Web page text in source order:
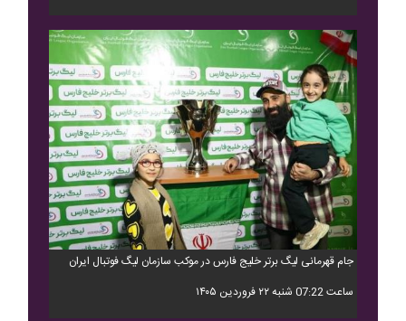
جام قهرمانی لیگ برتر خلیج فارس در موکب سازمان لیگ فوتبال ایران
ساعت 07:22 شنبه ۲۲ فروردین ۱۴۰۵